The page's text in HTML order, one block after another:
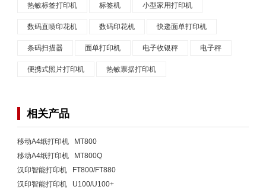
热敏标签打印机 标签机 小型家用打印机
数码直喷印花机 数码印花机 快递面单打印机
条码扫描器 面单打印机 电子收银秤 电子秤
便携式照片打印机 热敏票据打印机
相关产品
移动A4纸打印机 MT800
移动A4纸打印机 MT800Q
汉印智能打印机 FT800/FT880
汉印智能打印机 U100/U100+